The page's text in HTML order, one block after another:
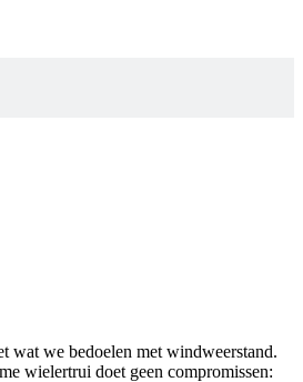
wat we bedoelen met windweerstand.
wielertrui doet geen compromissen: